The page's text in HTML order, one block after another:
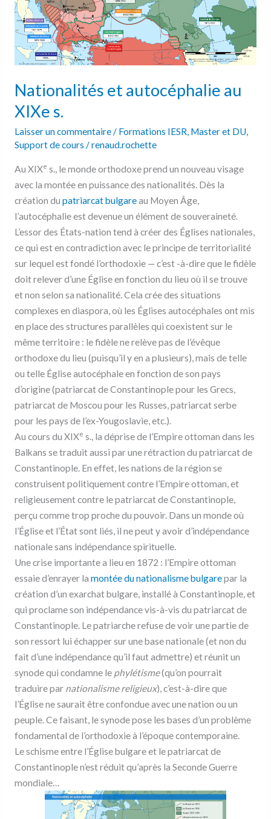
Nationalités et autocéphalie au
XIXe s.
Laisser un commentaire/ Formations IESR, Master et DU,
Support de cours /renaud.rochette
Au XIXe s., le monde orthodoxe prend un nouveau visage
avec la montée en puissance des nationalités. Dès la
création du patriarcat bulgareau Moyen Âge,
l’autocéphalie est devenue un élément de souveraineté.
L’essor des États-nation tend à créer des Églises nationales,
ce qui est en contradiction avec le principe de territorialité
sur lequel est fondé l’orthodoxie — c’est -à-dire que le fidèle
doit relever d’une Église en fonction du lieu où il se trouve
et non selon sa nationalité. Cela crée des situations
complexes en diaspora, où les Églises autocéphales ont mis
en place des structures parallèles qui coexistent sur le
même territoire : le fidèle ne relève pas de l’évêque
orthodoxe du lieu (puisqu’il y en a plusieurs), mais de telle
ou telle Église autocéphale en fonction de son pays
d’origine (patriarcat de Constantinople pour les Grecs,
patriarcat de Moscou pour les Russes, patriarcat serbe
pour les pays de l’ex-Yougoslavie, etc.).
Au cours du XIXe s., la déprise de l’Empire ottoman dans les
Balkans se traduit aussi par une rétraction du patriarcat de
Constantinople. En effet, les nations de la région se
construisent politiquement contre l’Empire ottoman, et
religieusement contre le patriarcat de Constantinople,
perçu comme trop proche du pouvoir. Dans un monde où
l’Église et l’État sont liés, il ne peut y avoir d’indépendance
nationale sans indépendance spirituelle.
Une crise importante a lieu en 1872 : l’Empire ottoman
essaie d’enrayer la montée du nationalisme bulgarepar la
création d’un exarchat bulgare, installé à Constantinople, et
qui proclame son indépendance vis-à-vis du patriarcat de
Constantinople. Le patriarche refuse de voir une partie de
son ressort lui échapper sur une base nationale (et non du
fait d’une indépendance qu’il faut admettre) et réunit un
synode qui condamne le phylétisme(qu’on pourrait
traduire par nationalisme religieux), c’est-à-dire que
l’Église ne saurait être confondue avec une nation ou un
peuple. Ce faisant, le synode pose les bases d’un problème
fondamental de l’orthodoxie à l’époque contemporaine.
Le schisme entre l’Église bulgare et le patriarcat de
Constantinople n’est réduit qu’après la Seconde Guerre
mondiale…